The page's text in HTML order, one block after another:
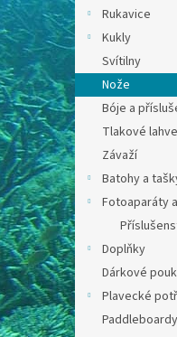
n
e
l
Rukavice
Kukly
Svítilny
Nože
Bóje a
Tlakové lahve
Závaží
Batohy a
Fotoaparáty
Doplňky
Dárkové
Plavecké